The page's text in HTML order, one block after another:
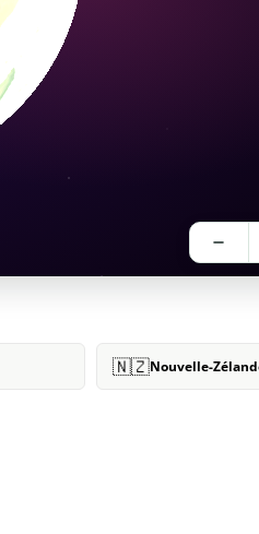
🇳🇿Nouvelle-